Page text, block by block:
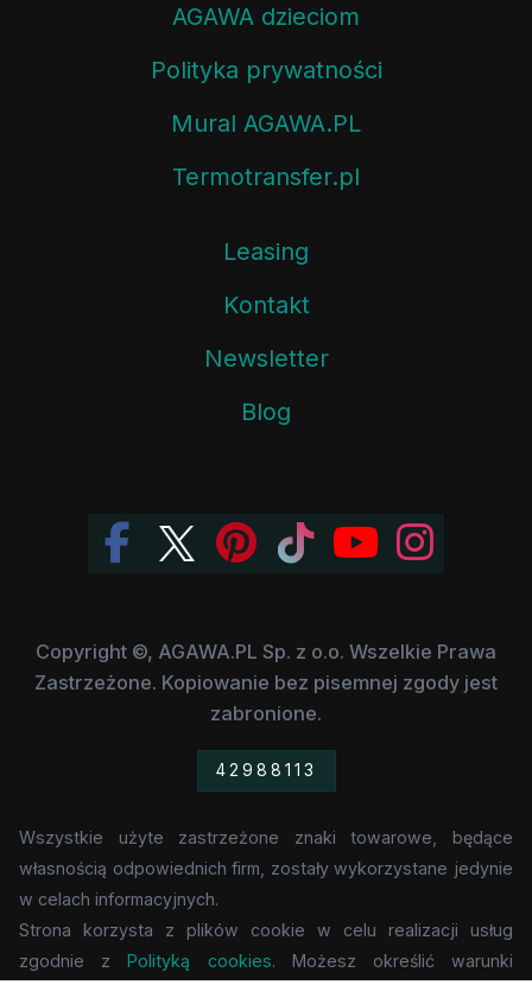
AGAWA dzieciom
Polityka prywatności
Mural AGAWA.PL
Termotransfer.pl
Leasing
Kontakt
Newsletter
Blog
Copyright ©, AGAWA.PL Sp. z o.o. Wszelkie Prawa
Zastrzeżone. Kopiowanie bez pisemnej zgody jest
zabronione.
42988113
Wszystkie użyte zastrzeżone znaki towarowe, będące
własnością odpowiednich firm, zostały wykorzystane jedynie
w celach informacyjnych.
Strona korzysta z plików cookie w celu realizacji usług
zgodnie zPolityką cookies. Możesz określić warunki